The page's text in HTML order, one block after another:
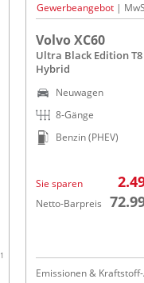
1
Gewerbeangebot|
Volvo XC60
Ultra Black Edition
Hybrid
Neuwagen
8-Gänge
Benzin (PHEV)
Sie sparen
Netto-Barpreis
Emissionen &